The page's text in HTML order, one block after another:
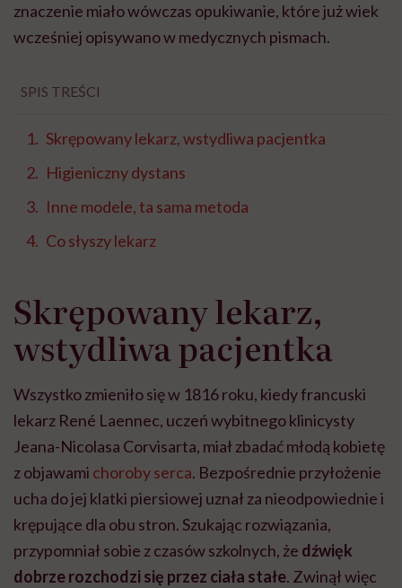
znaczenie miało wówczas opukiwanie, które już wiek
wcześniej opisywano w medycznych pismach.
SPIS TREŚCI
Skrępowany lekarz, wstydliwa pacjentka
Higieniczny dystans
Inne modele, ta sama metoda
Co słyszy lekarz
Skrępowany lekarz,
wstydliwa pacjentka
Wszystko zmieniło się w 1816 roku, kiedy francuski
lekarz René Laennec, uczeń wybitnego klinicysty
Jeana-Nicolasa Corvisarta, miał zbadać młodą kobietę
z objawami choroby serca. Bezpośrednie przyłożenie
ucha do jej klatki piersiowej uznał za nieodpowiednie i
krępujące dla obu stron. Szukając rozwiązania,
przypomniał sobie z czasów szkolnych, że dźwięk
dobrze rozchodzi się przez ciała stałe. Zwinął więc